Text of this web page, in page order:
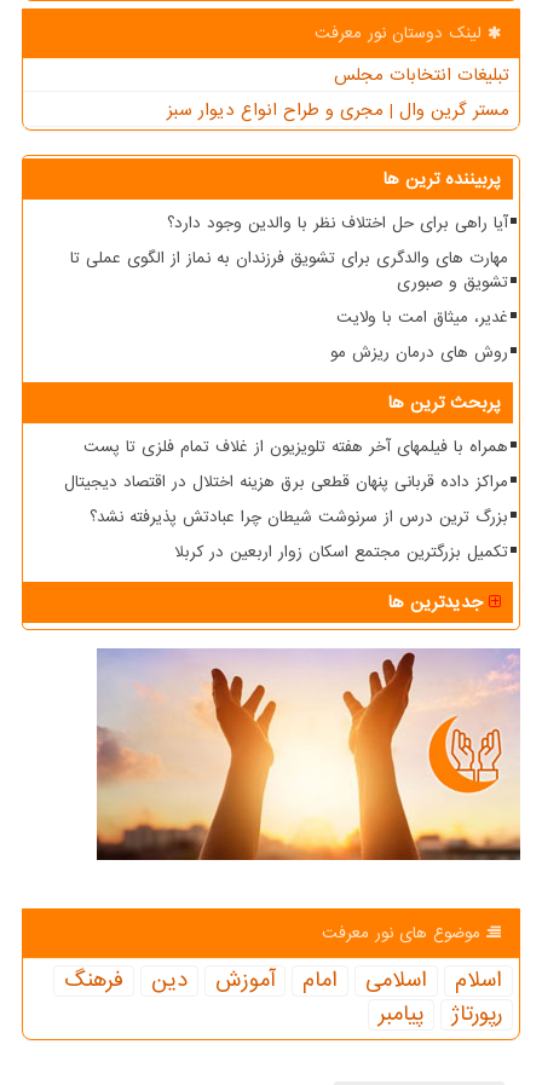
لینک دوستان نور معرفت
تبلیغات انتخابات مجلس
مستر گرین وال | مجری و طراح انواع دیوار سبز
پربیننده ترین ها
آیا راهی برای حل اختلاف نظر با والدین وجود دارد؟
مهارت های والدگری برای تشویق فرزندان به نماز از الگوی عملی تا
تشویق و صبوری
غدیر، میثاق امت با ولایت
روش های درمان ریزش مو
پربحث ترین ها
همراه با فیلمهای آخر هفته تلویزیون از غلاف تمام فلزی تا پست
مراکز داده قربانی پنهان قطعی برق هزینه اختلال در اقتصاد دیجیتال
بزرگ ترین درس از سرنوشت شیطان چرا عبادتش پذیرفته نشد؟
تکمیل بزرگترین مجتمع اسکان زوار اربعین در کربلا
جدیدترین ها
موضوع های نور معرفت
اسلام اسلامی امام آموزش دین
فرهنگ
رپورتاژ
پیامبر